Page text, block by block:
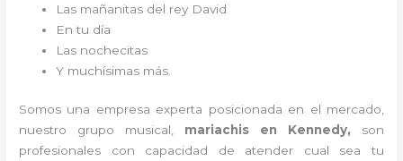
Las mañanitas del rey David
En tu día
Las nochecitas
Y muchísimas más.
Somos una empresa experta posicionada en el mercado,
nuestro grupo musical, mariachis en Kennedy, son
profesionales con capacidad de atender cual sea tu